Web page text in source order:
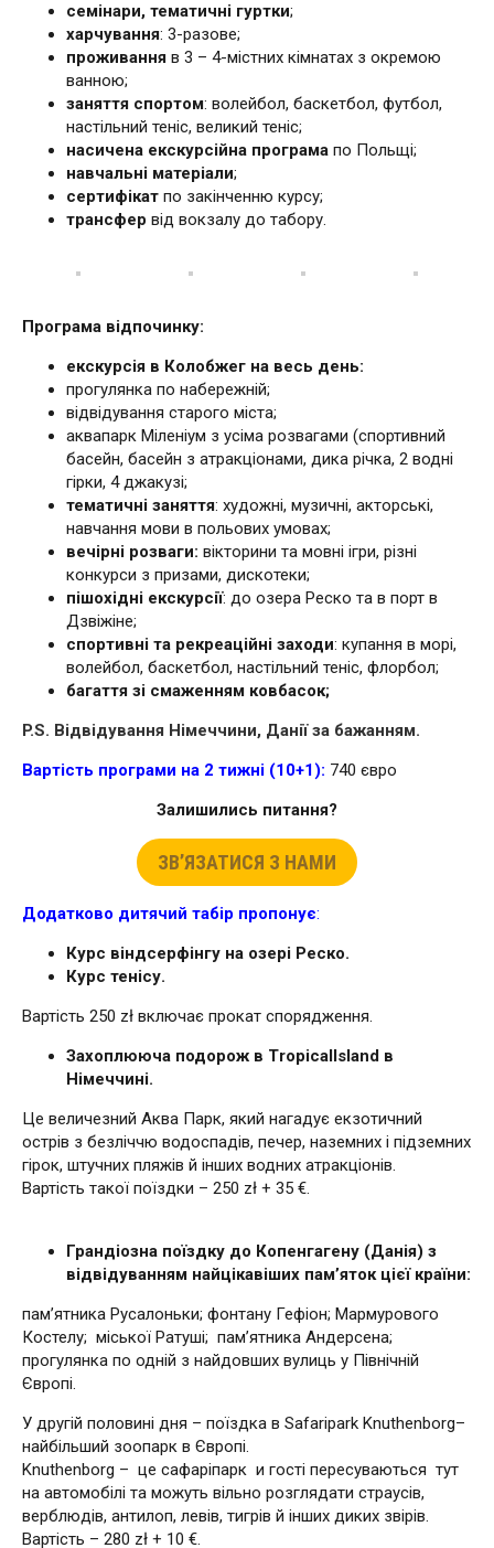
семінари, тематичні гуртки;
харчування: 3-разове;
проживання в 3 – 4-містних кімнатах з окремою
ванною;
заняття спортом: волейбол, баскетбол, футбол,
настільний теніс, великий теніс;
насичена екскурсійна програма по Польщі;
навчальні матеріали;
сертифікат по закінченню курсу;
трансфер від вокзалу до табору.
Програма відпочинку:
екскурсія в Колобжег на весь день:
прогулянка по набережній;
відвідування старого міста;
аквапарк Міленіум з усіма розвагами (спортивний
басейн, басейн з атракціонами, дика річка, 2 водні
гірки, 4 джакузі;
тематичні заняття: художні, музичні, акторські,
навчання мови в польових умовах;
вечірні розваги: вікторини та мовні ігри, різні
конкурси з призами, дискотеки;
пішохідні екскурсії: до озера Реско та в порт в
Дзвіжіне;
спортивні та рекреаційні заходи: купання в морі,
волейбол, баскетбол, настільний теніс, флорбол;
багаття зі смаженням ковбасок;
P.S. Відвідування Німеччини, Данії за бажанням.
Вартість програми на 2 тижні (10+1): 740 євро
Залишились питання?
ЗВ’ЯЗАТИСЯ З НАМИ
Додатково дитячий табір пропонує:
Курс віндсерфінгу на озері Реско.
Курс тенісу.
Вартість 250 zł включає прокат спорядження.
Захоплююча подорож в TropicalIsland в
Німеччині.
Це величезний Аква Парк, який нагадує екзотичний
острів з безліччю водоспадів, печер, наземних і підземних
гірок, штучних пляжів й інших водних атракціонів.
Вартість такої поїздки – 250 zł + 35 €.
Грандіозна поїздку до Копенгагену (Данія) з
відвідуванням найцікавіших пам’яток цієї країни:
пам’ятника Русалоньки; фонтану Гефіон; Мармурового
Костелу; міської Ратуші; пам’ятника Андерсена;
прогулянка по одній з найдовших вулиць у Північній
Європі.
У другій половині дня – поїздка в Safaripark Knuthenborg–
найбільший зоопарк в Європі.
Knuthenborg – це сафаріпарк и гості пересуваються тут
на автомобілі та можуть вільно розглядати страусів,
верблюдів, антилоп, левів, тигрів й інших диких звірів.
Вартість – 280 zł + 10 €.